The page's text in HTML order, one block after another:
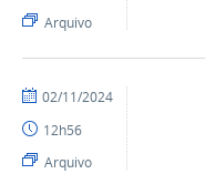
SEADArquivo
por
-
SEAD
publicado
02/11/2024
12h56
Arquivo